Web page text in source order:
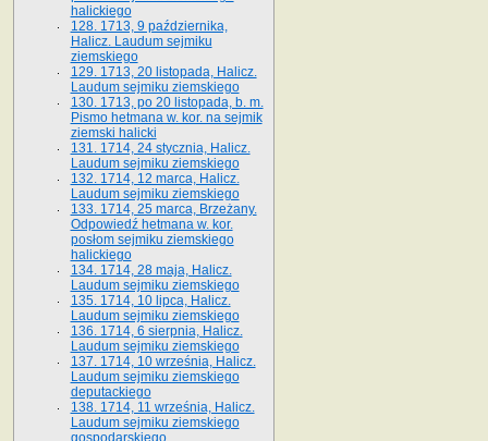
halickiego
128. 1713, 9 października,
Halicz. Laudum sejmiku
ziemskiego
129. 1713, 20 listopada, Halicz.
Laudum sejmiku ziemskiego
130. 1713, po 20 listopada, b. m.
Pismo hetmana w. kor. na sejmik
ziemski halicki
131. 1714, 24 stycznia, Halicz.
Laudum sejmiku ziemskiego
132. 1714, 12 marca, Halicz.
Laudum sejmiku ziemskiego
133. 1714, 25 marca, Brzeżany.
Odpowiedź hetmana w. kor.
posłom sejmiku ziemskiego
halickiego
134. 1714, 28 maja, Halicz.
Laudum sejmiku ziemskiego
135. 1714, 10 lipca, Halicz.
Laudum sejmiku ziemskiego
136. 1714, 6 sierpnia, Halicz.
Laudum sejmiku ziemskiego
137. 1714, 10 września, Halicz.
Laudum sejmiku ziemskiego
deputackiego
138. 1714, 11 września, Halicz.
Laudum sejmiku ziemskiego
gospodarskiego